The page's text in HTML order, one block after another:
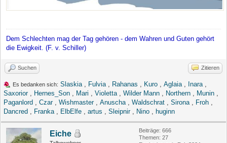
Dem Schlechten mag der Tag gehören - dem Wahren und Guten gehört
die Ewigkeit. (F. v. Schiller)
Suchen Zitieren
Es bedanken sich: Slaskia Fulvia Rahanas Kuro Aglaia Inara
Saxorior, Hernes_Son Mari Violetta Wilder Mann Northern Munin
Paganlord
Czar, Wishmaster, Anuscha Waldschrat Sirona Froh
Dancred
Franka ElbElfe artus Sleipnir, Nino huginn
Eiche
Beiträge: 666
Themen: 27